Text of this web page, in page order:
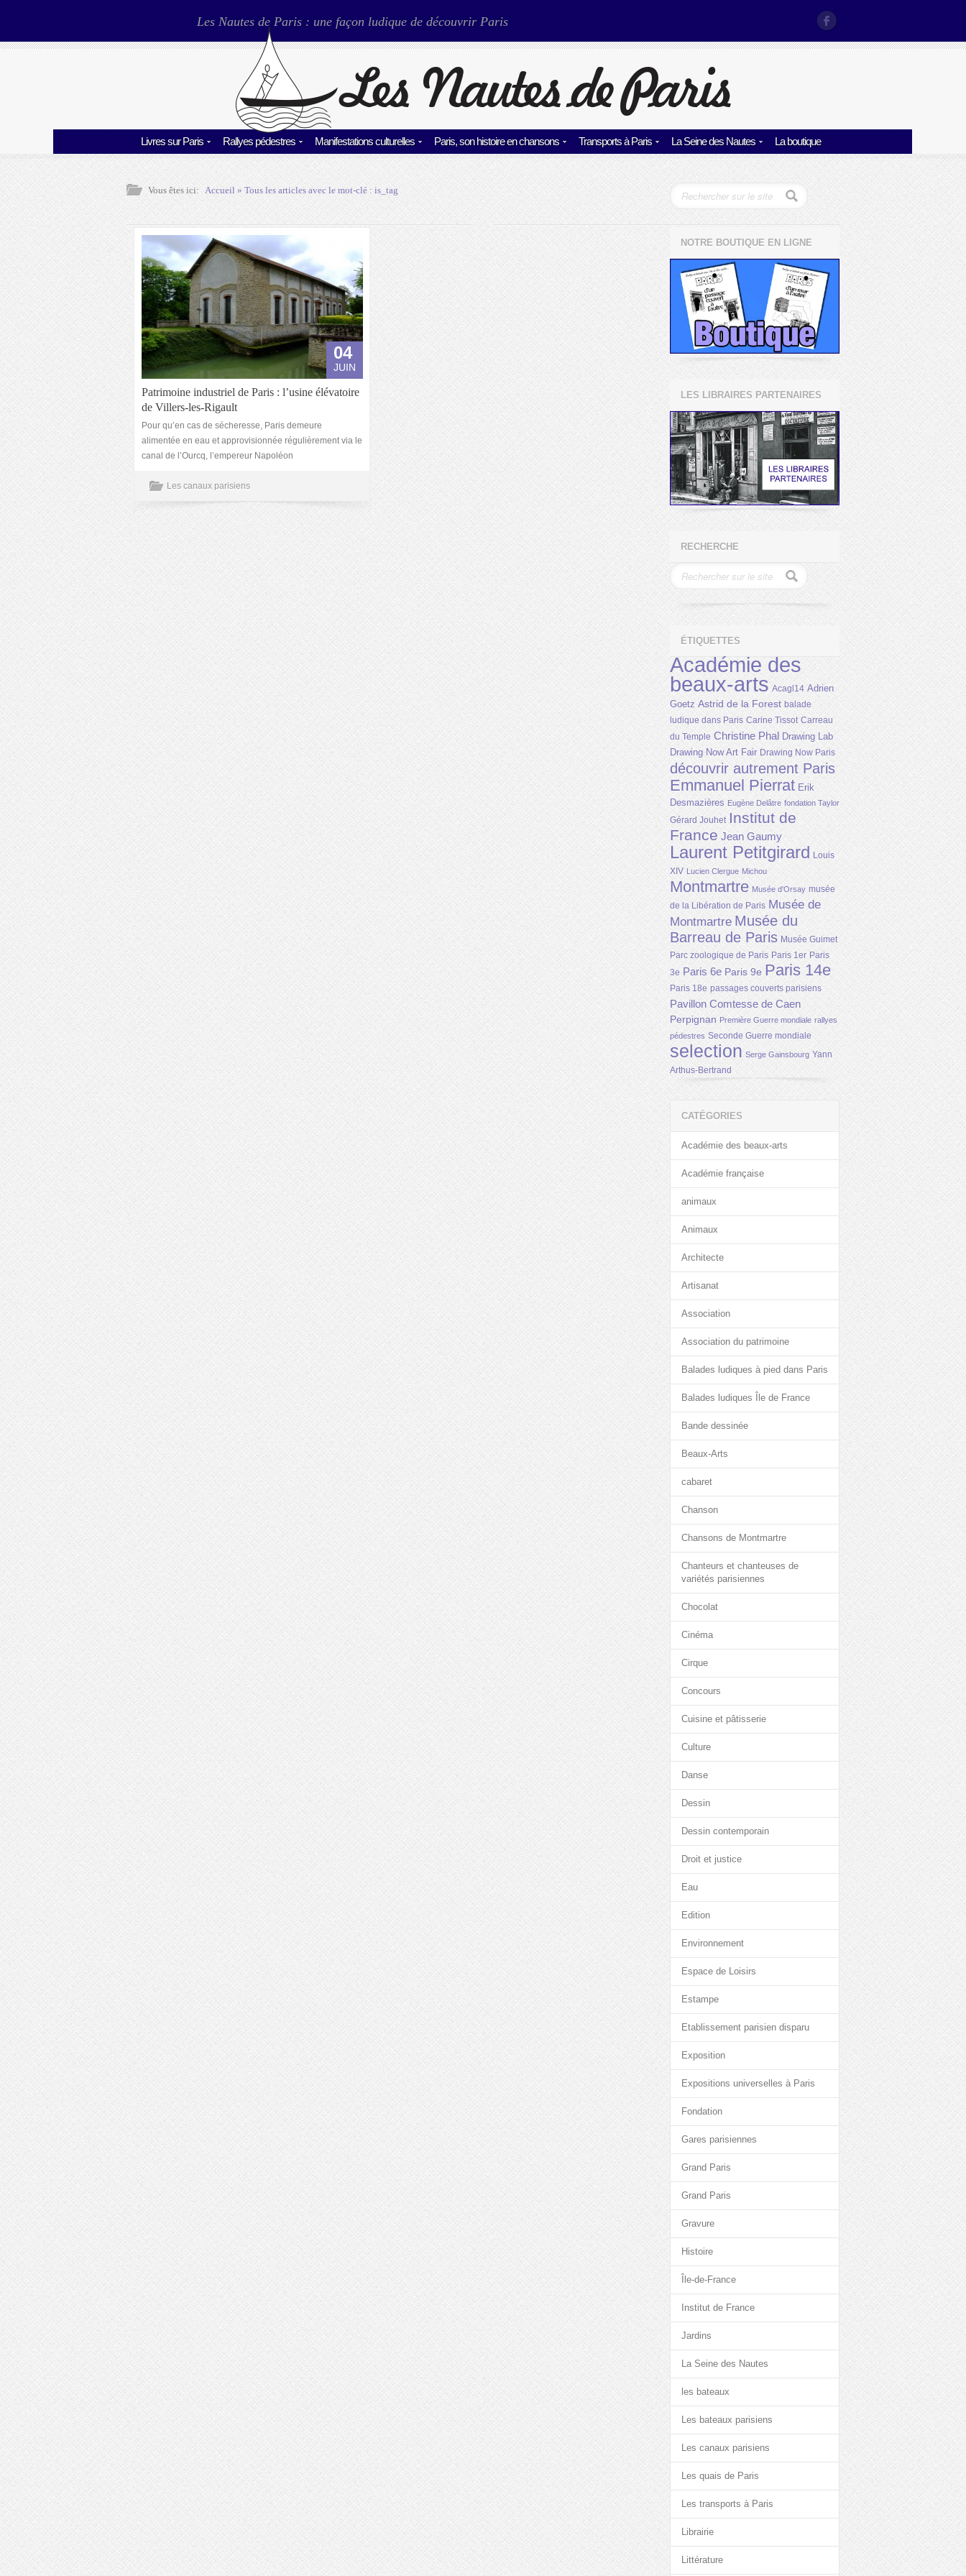
Les Nautes de Paris : une façon ludique de découvrir Paris
Livres sur Paris Rallyes pédestres Manifestations culturelles Paris, son histoire en chansons Transports à Paris La Seine des Nautes La boutique
Vous êtes ici: Accueil» Tous les articles avec le mot-clé :is_tag
04
JUIN
Patrimoine industriel de Paris : l’usine élévatoire
de Villers-les-Rigault
Pour qu’en cas de sécheresse, Paris demeure
alimentée en eau et approvisionnée régulièrement via le
canal de l’Ourcq, l’empereur Napoléon
Les canaux parisiens
NOTRE BOUTIQUE EN LIGNE
LES LIBRAIRES PARTENAIRES
RECHERCHE
ÉTIQUETTES
Académie des
beaux-arts Acagl14 Adrien
Goetz Astrid de la Forest balade
ludique dans Paris Carine Tissot Carreau
du Temple Christine Phal Drawing Lab
Drawing Now Art Fair Drawing Now Paris
découvrir autrement Paris
Emmanuel Pierrat Erik
Desmazières Eugène Delâtre fondation Taylor
Gérard Jouhet Institut de
France Jean Gaumy
Laurent Petitgirard Louis
XIV Lucien Clergue Michou
Montmartre Musée d'Orsay musée
de la Libération de Paris Musée de
Montmartre Musée du
Barreau de Paris Musée Guimet
Parc zoologique de Paris Paris 1er Paris
3e Paris 6e Paris 9e Paris 14e
Paris 18e passages couverts parisiens
Pavillon Comtesse de Caen
Perpignan Première Guerre mondiale rallyes
pédestres Seconde Guerre mondiale
selection Serge Gainsbourg Yann
Arthus-Bertrand
CATÉGORIES
Académie des beaux-arts
Académie française
animaux
Animaux
Architecte
Artisanat
Association
Association du patrimoine
Balades ludiques à pied dans Paris
Balades ludiques Île de France
Bande dessinée
Beaux-Arts
cabaret
Chanson
Chansons de Montmartre
Chanteurs et chanteuses de
variétés parisiennes
Chocolat
Cinéma
Cirque
Concours
Cuisine et pâtisserie
Culture
Danse
Dessin
Dessin contemporain
Droit et justice
Eau
Edition
Environnement
Espace de Loisirs
Estampe
Etablissement parisien disparu
Exposition
Expositions universelles à Paris
Fondation
Gares parisiennes
Grand Paris
Grand Paris
Gravure
Histoire
Île-de-France
Institut de France
Jardins
La Seine des Nautes
les bateaux
Les bateaux parisiens
Les canaux parisiens
Les quais de Paris
Les transports à Paris
Librairie
Littérature